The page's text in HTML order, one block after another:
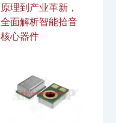
原理到产业革新，
全面解析智能拾音
核心器件